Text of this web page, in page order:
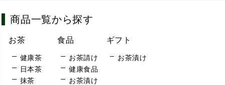
商品一覧から探す
お茶
健康茶
日本茶
抹茶
食品
お茶請け
健康食品
お茶漬け
ギフト
お茶漬け